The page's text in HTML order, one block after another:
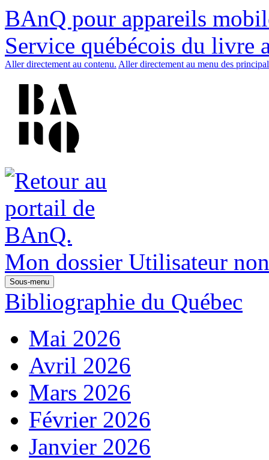
BAnQ pour appareils
Service québécois du livre
Aller directement au contenu. Aller directement au menu des
Mon dossier Utilisateur
Sous-menu
Bibliographie du Québec
Mai 2026
Avril 2026
Mars 2026
Février 2026
Janvier 2026